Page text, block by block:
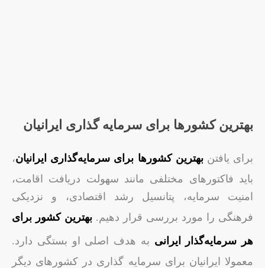
بهترین کشورها برای سرمایه گذاری ایرانیان
برای یافتنبهترین کشورها برای سرمایه‌گذاری ایرانیان،
باید فاکتورهای مختلفی مانند سهولت دریافت اقامت،
امنیت سرمایه، پتانسیل رشد اقتصادی، و نزدیکی
فرهنگی را مورد بررسی قرار دهیم. بهترین کشور برای
هر سرمایه‌گذار ایرانی به هدف اصلی او بستگی دارد.
معمولا ایرانیان برای سرمایه گذاری در کشورهای دیگر